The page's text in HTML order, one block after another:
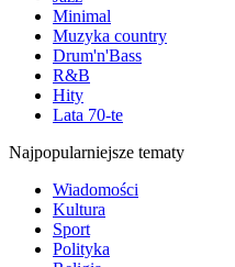
Minimal
Muzyka country
Drum'n'Bass
R&B
Hity
Lata 70-te
Najpopularniejsze tematy
Wiadomości
Kultura
Sport
Polityka